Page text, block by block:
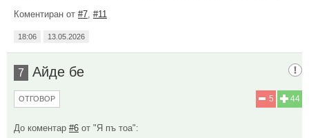
Коментиран от #7 #11
18:06 13.05.2026
7 Айде бе
44
5
ОТГОВОР
До коментар #6 от "Я пъ тоа":